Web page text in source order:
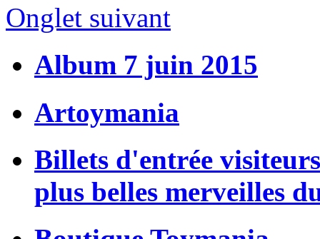
Onglet suivant
Album 7 juin 2015
Artoymania
Billets d'entrée
plus belles merveilles